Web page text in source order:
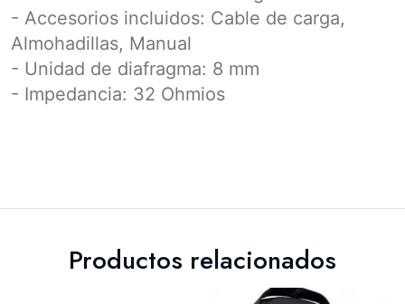
- Accesorios incluidos: Cable de carga,
Almohadillas, Manual
- Unidad de diafragma: 8 mm
- Impedancia: 32 Ohmios
Productos relacionados